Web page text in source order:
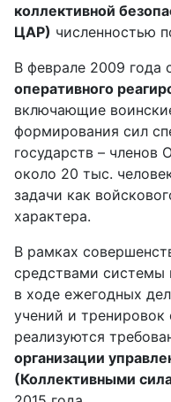
коллективной
ЦАР) численностью
В феврале 2009 года
оперативного
включающие
формирования сил
государств –
около 20 тыс.
задачи как
характера.
В рамках
средствами системы
в ходе ежегодных
учений и тренировок
реализуются
организации
(Коллективными